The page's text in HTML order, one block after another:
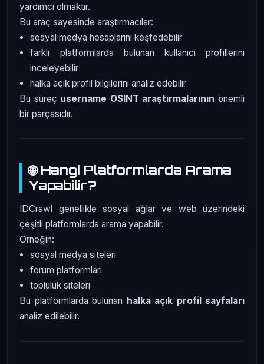
yardımcı olmaktır.
Bu araç sayesinde araştırmacılar:
sosyal medya hesaplarını keşfedebilir
farklı platformlarda bulunan kullanıcı profillerini
inceleyebilir
halka açık profil bilgilerini analiz edebilir
Bu süreç username OSINT araştırmalarının önemli
bir parçasıdır.
🌐 Hangi Platformlarda Arama
Yapabilir?
IDCrawl genellikle sosyal ağlar ve web üzerindeki
çeşitli platformlarda arama yapabilir.
Örneğin:
sosyal medya siteleri
forum platformları
topluluk siteleri
Bu platformlarda bulunan halka açık profil sayfaları
analiz edilebilir.